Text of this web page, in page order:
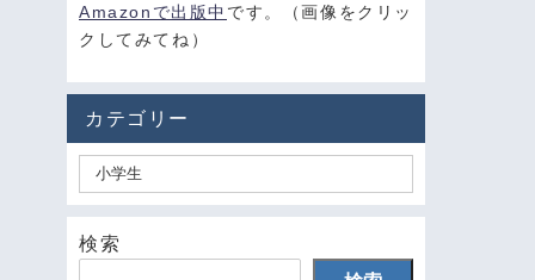
Amazonで出版中 です。（画像をクリッ
クしてみてね）
カテゴリー
検索